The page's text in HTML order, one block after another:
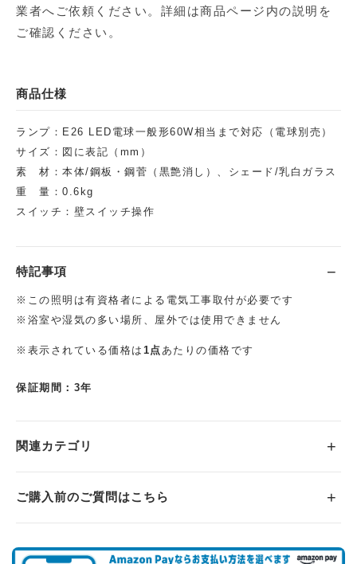
業者へご依頼ください。詳細は商品ページ内の説明を
ご確認ください。
商品仕様
ランプ：E26 LED電球一般形60W相当まで対応（電球別売）
サイズ：図に表記（mm）
素 材：本体/鋼板・鋼菅（黒艶消し）、シェード/乳白ガラス
重 量：0.6kg
スイッチ：壁スイッチ操作
特記事項
※この照明は有資格者による電気工事取付が必要です
※浴室や湿気の多い場所、屋外では使用できません
※表示されている価格は 1点あたりの価格です
保証期間：3年
関連カテゴリ
ご購入前のご質問はこちら